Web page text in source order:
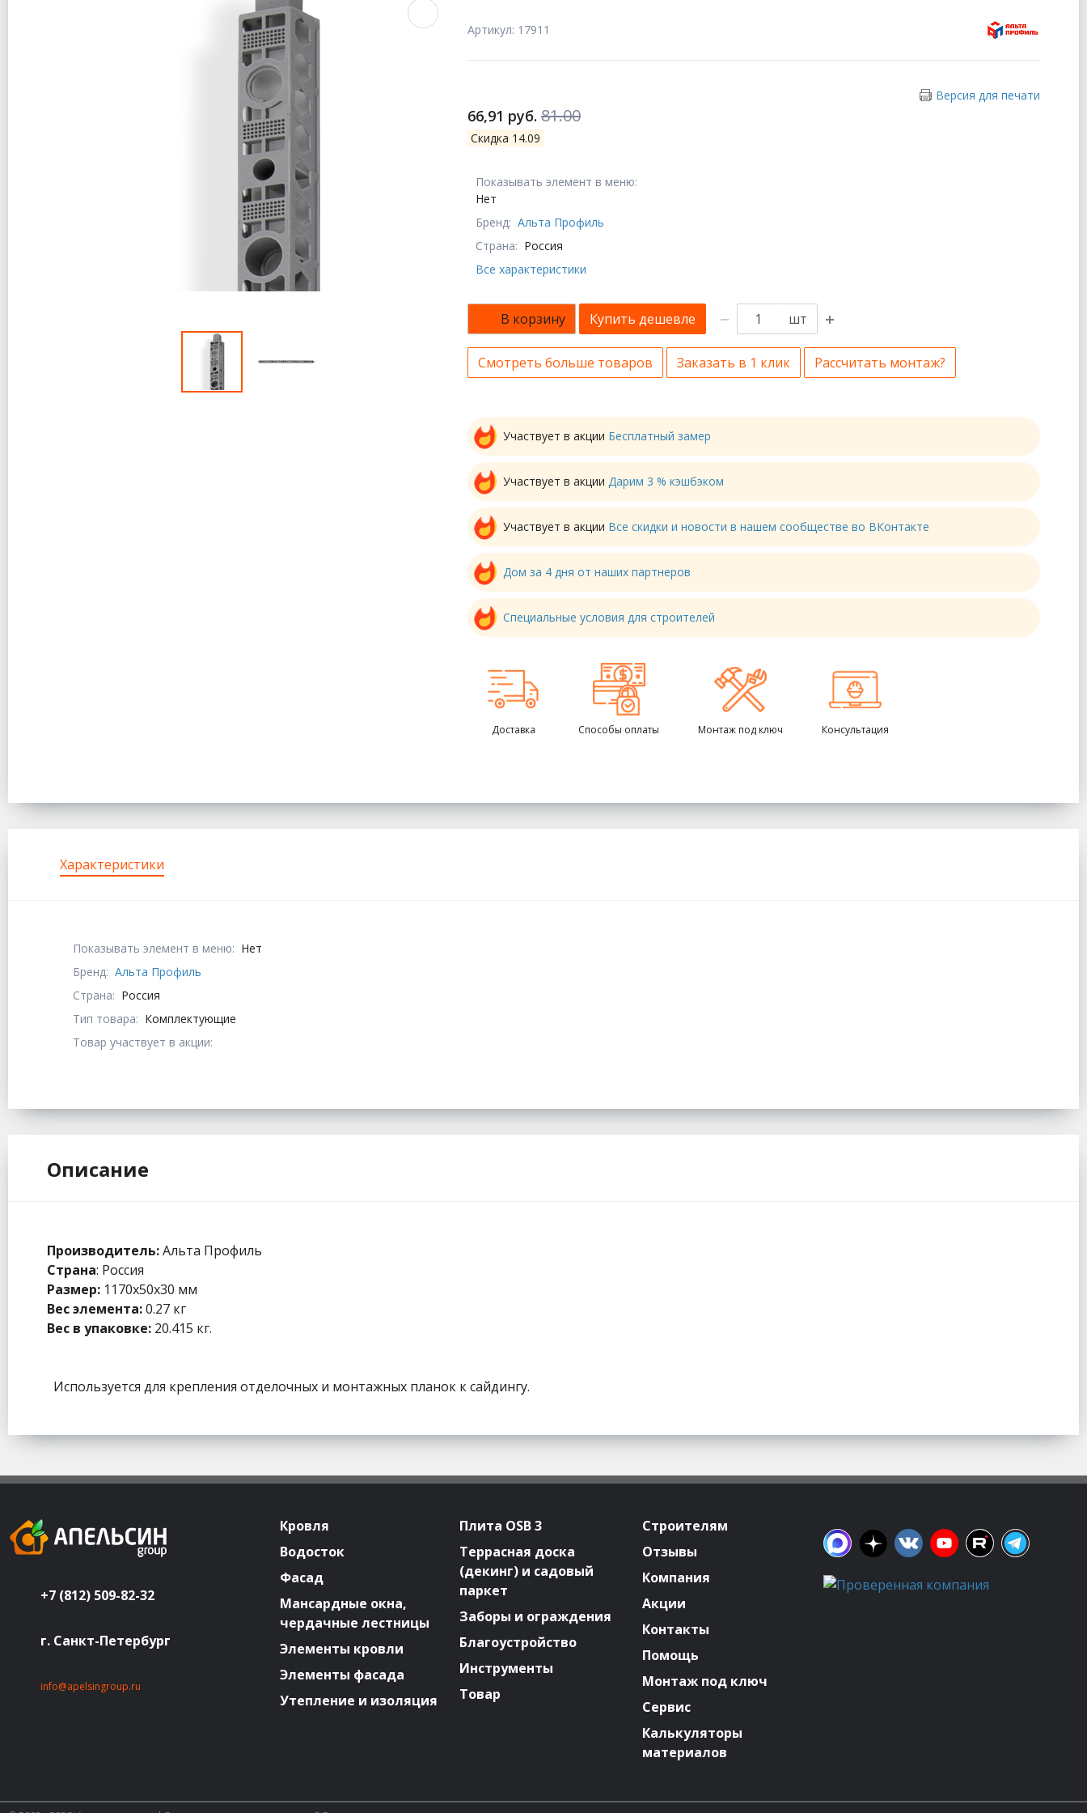
Артикул: 17911
Версия для печати
66,91 руб. 81.00
Скидка 14.09
Показывать элемент в меню:
Нет
Бренд: Альта Профиль
Страна: Россия
Все характеристики
В корзину Купить дешевле шт
Смотреть больше товаров Заказать в 1 клик Рассчитать монтаж?
Участвует в акции Бесплатный замер
Участвует в акции Дарим 3 % кэшбэком
Участвует в акции Все скидки и новости в нашем сообществе во ВКонтакте
Дом за 4 дня от наших партнеров
Специальные условия для строителей
Доставка Способы оплаты Монтаж под ключ Консультация
Характеристики
Показывать элемент в меню: Нет
Бренд: Альта Профиль
Страна: Россия
Тип товара: Комплектующие
Товар участвует в акции:
Описание
Производитель:Альта Профиль
Страна: Россия
Размер: 1170x50x30 мм
Вес элемента:0.27 кг
Вес в упаковке: 20.415 кг.
Используется для крепления отделочных и монтажных планок к сайдингу.
+7 (812) 509-82-32
г. Санкт-Петербург
info@apelsingroup.ru
Кровля
Водосток
Фасад
Мансардные окна,
чердачные лестницы
Элементы кровли
Элементы фасада
Утепление и изоляция
Плита OSB 3
Террасная доска
(декинг) и садовый
паркет
Заборы и ограждения
Благоустройство
Инструменты
Товар
Строителям
Отзывы
Компания
Акции
Контакты
Помощь
Монтаж под ключ
Сервис
Калькуляторы
материалов